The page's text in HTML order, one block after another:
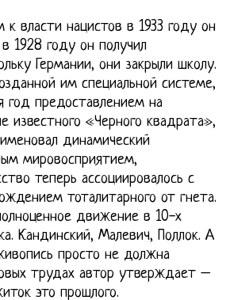
власти нацистов в 1933 году он
1928 году он получил
Германии, они закрыли школу.
им специальной системе,
год предоставлением на
известного «Черного квадрата»,
динамический
мировосприятием,
теперь ассоциировалось с
тоталитарного от гнета.
движение в 10-х
Кандинский, Малевич, Поллок. А
просто не должна
трудах автор утверждает –
это прошлого.